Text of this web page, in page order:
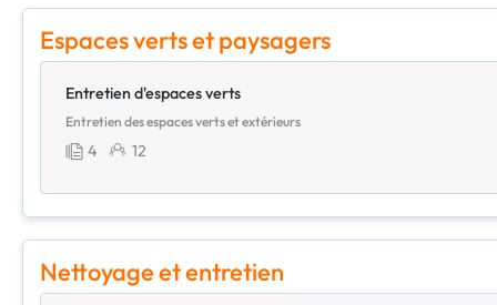
Espaces verts et paysagers
Entretien d'espaces verts
Entretien des espaces verts et extérieurs
4 12
Nettoyage et entretien